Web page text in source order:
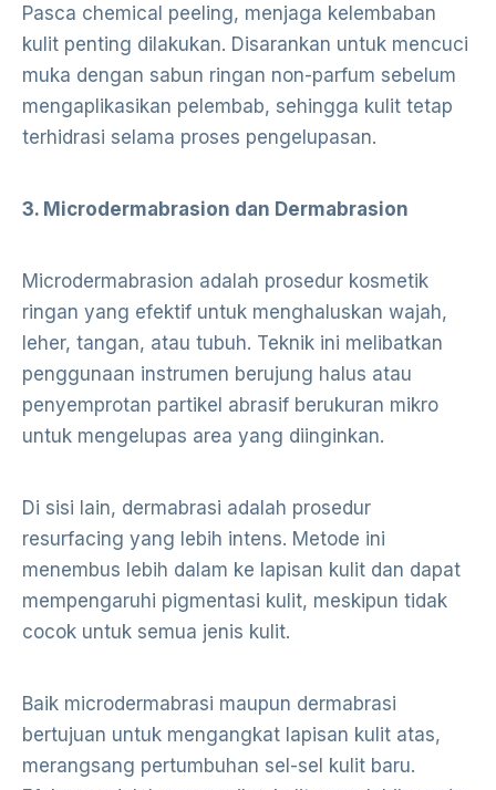
Pasca chemical peeling, menjaga kelembaban
kulit penting dilakukan. Disarankan untuk mencuci
muka dengan sabun ringan non-parfum sebelum
mengaplikasikan pelembab, sehingga kulit tetap
terhidrasi selama proses pengelupasan.
3. Microdermabrasion dan Dermabrasion
Microdermabrasion adalah prosedur kosmetik
ringan yang efektif untuk menghaluskan wajah,
leher, tangan, atau tubuh. Teknik ini melibatkan
penggunaan instrumen berujung halus atau
penyemprotan partikel abrasif berukuran mikro
untuk mengelupas area yang diinginkan.
Di sisi lain, dermabrasi adalah prosedur
resurfacing yang lebih intens. Metode ini
menembus lebih dalam ke lapisan kulit dan dapat
mempengaruhi pigmentasi kulit, meskipun tidak
cocok untuk semua jenis kulit.
Baik microdermabrasi maupun dermabrasi
bertujuan untuk mengangkat lapisan kulit atas,
merangsang pertumbuhan sel-sel kulit baru.